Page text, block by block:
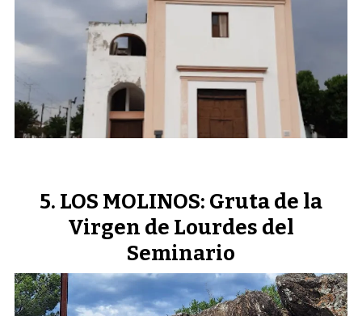
LOS MOLINOS: Gruta de la
Virgen de Lourdes del
Seminario